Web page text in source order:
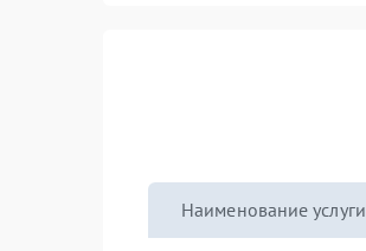
Наименование услуги